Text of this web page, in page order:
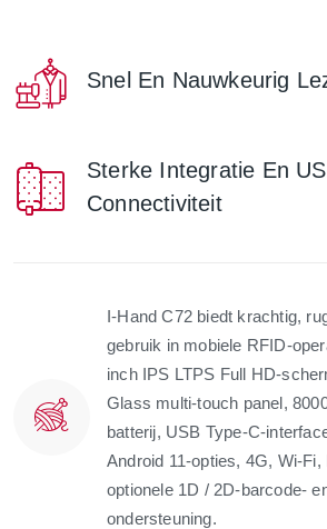
Snel En Nauwkeurig
Sterke Integratie En
Connectiviteit
I-Hand C72 biedt krachtig,
gebruik in mobiele RFID-
inch IPS LTPS Full HD-
Glass multi-touch panel,
batterij, USB Type-C-
Android 11-opties, 4G, Wi-
optionele 1D / 2D-barcode-
ondersteuning.